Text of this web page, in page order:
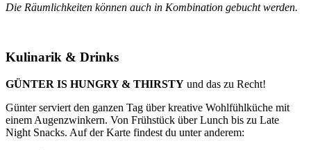
Die Räumlichkeiten können auch in Kombination gebucht werden.
Kulinarik & Drinks
GÜNTER IS HUNGRY & THIRSTY und das zu Recht!
Günter serviert den ganzen Tag über kreative Wohlfühlküche mit
einem Augenzwinkern. Von Frühstück über Lunch bis zu Late
Night Snacks. Auf der Karte findest du unter anderem: